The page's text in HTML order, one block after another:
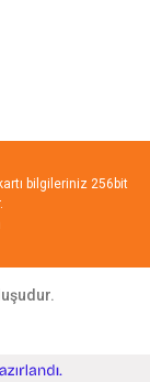
bilgileriniz 256bit